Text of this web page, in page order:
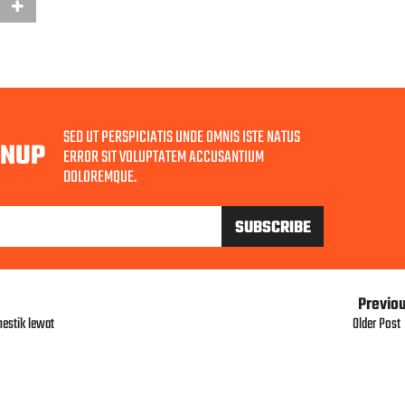
SED UT PERSPICIATIS UNDE OMNIS ISTE NATUS
ERROR SIT VOLUPTATEM ACCUSANTIUM
DOLOREMQUE.
lewat Older Post